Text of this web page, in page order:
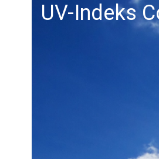
UV-Indeks